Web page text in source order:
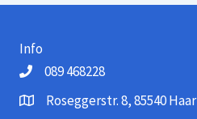
Info
089 468228
Roseggerstr. 8, 85540 Haar